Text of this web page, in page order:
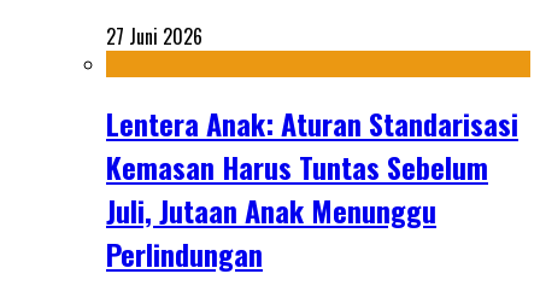
27 Juni 2026
Lentera Anak: Aturan Standarisasi
Kemasan Harus Tuntas Sebelum
Juli, Jutaan Anak Menunggu
Perlindungan